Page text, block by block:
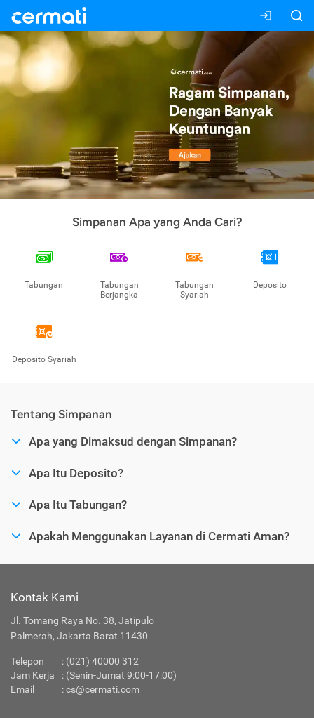
Simpanan Apa yang Anda Cari?
Tabungan
Tabungan
Berjangka
Tabungan
Syariah
Deposito
Deposito Syariah
Tentang Simpanan
Apa yang Dimaksud dengan Simpanan?
Apa Itu Deposito?
Apa Itu Tabungan?
Apakah Menggunakan Layanan di Cermati Aman?
Kontak Kami
Jl. Tomang Raya No. 38, Jatipulo
Palmerah, Jakarta Barat 11430
Telepon : (021) 40000 312
Jam Kerja
: (Senin-Jumat 9:00-17:00)
Email
:cs@cermati.com